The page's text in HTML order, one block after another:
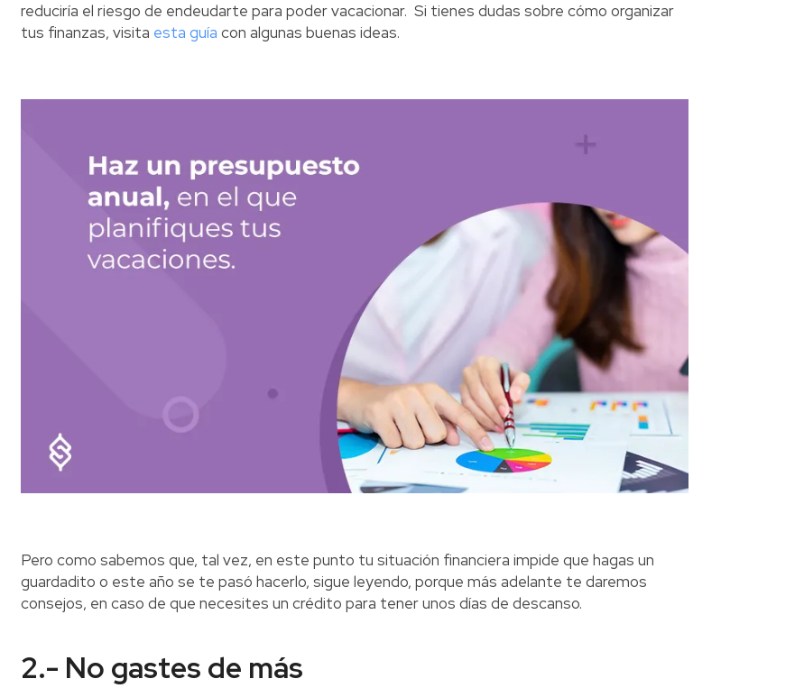
reduciría el riesgo de endeudarte para poder vacacionar. Si tienes dudas sobre cómo organizar
tus finanzas, visita esta guía con algunas buenas ideas.
Pero como sabemos que, tal vez, en este punto tu situación financiera impide que hagas un
guardadito o este año se te pasó hacerlo, sigue leyendo, porque más adelante te daremos
consejos, en caso de que necesites un crédito para tener unos días de descanso.
2.- No gastes de más